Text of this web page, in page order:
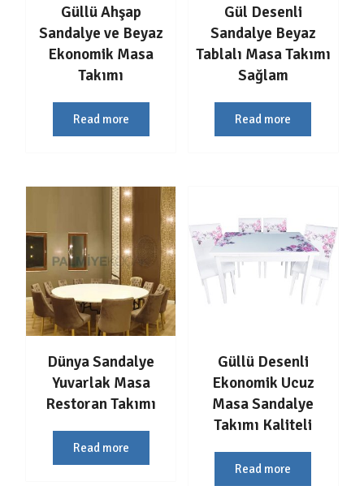
Güllü Ahşap
Sandalye ve Beyaz
Ekonomik Masa
Takımı
Read more
Gül Desenli
Sandalye Beyaz
Tablalı Masa Takımı
Sağlam
Read more
Dünya Sandalye
Yuvarlak Masa
Restoran Takımı
Read more
Güllü Desenli
Ekonomik Ucuz
Masa Sandalye
Takımı Kaliteli
Read more